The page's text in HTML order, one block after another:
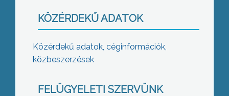
KÖZÉRDEKŰ ADATOK
Közérdekű adatok, céginformációk,
közbeszerzések
FELÜGYELETI SZERVÜNK